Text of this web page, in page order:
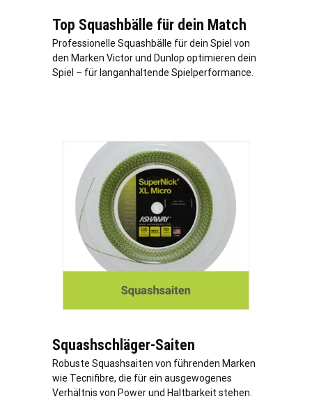
Top Squashbälle für dein Match
Professionelle Squashbälle für dein Spiel von
den Marken Victor und Dunlop optimieren dein
Spiel – für langanhaltende Spielperformance.
Squashschläger-Saiten
Robuste Squashsaiten von führenden Marken
wie Tecnifibre, die für ein ausgewogenes
Verhältnis von Power und Haltbarkeit stehen.